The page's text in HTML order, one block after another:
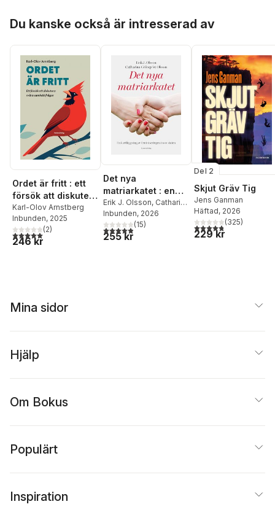
Du kanske också är intresserad av
Ordet är fritt : ett
försök att diskutera
svåra
samhällsfrågor
Karl-Olov Arnstberg
Inbunden, 2025
5,0utav 5 stjärnor. Totalt antal röster:
(2)
246 kr
Det nya
matriarkatet : en
kartläggning av
feminiseringen
inom staten
Erik J. Olsson, Catharina
Grönqvist Olsson
Inbunden, 2026
4,9utav 5 stjärnor. Totalt antal röster:
(15)
255 kr
Del 2
Skjut Gräv Tig
Jens Ganman
Häftad, 2026
4,8utav 5 stjärnor.
(325)
229 kr
Mina sidor
Hjälp
Om Bokus
Populärt
Inspiration